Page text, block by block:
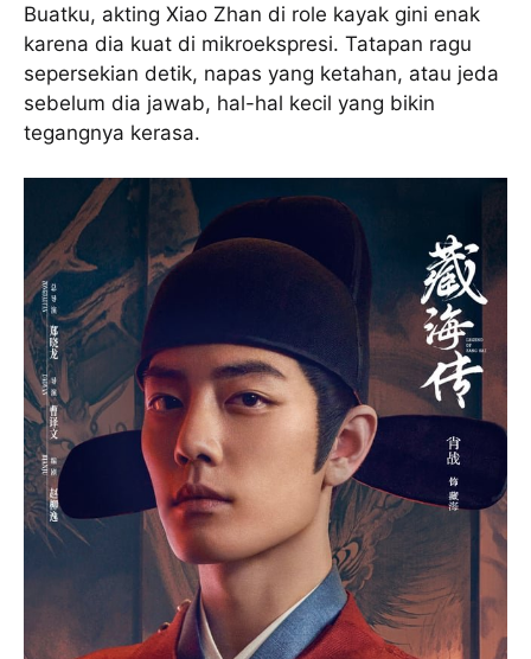
Buatku, akting Xiao Zhan di role kayak gini enak
karena dia kuat di mikroekspresi. Tatapan ragu
sepersekian detik, napas yang ketahan, atau jeda
sebelum dia jawab, hal-hal kecil yang bikin
tegangnya kerasa.